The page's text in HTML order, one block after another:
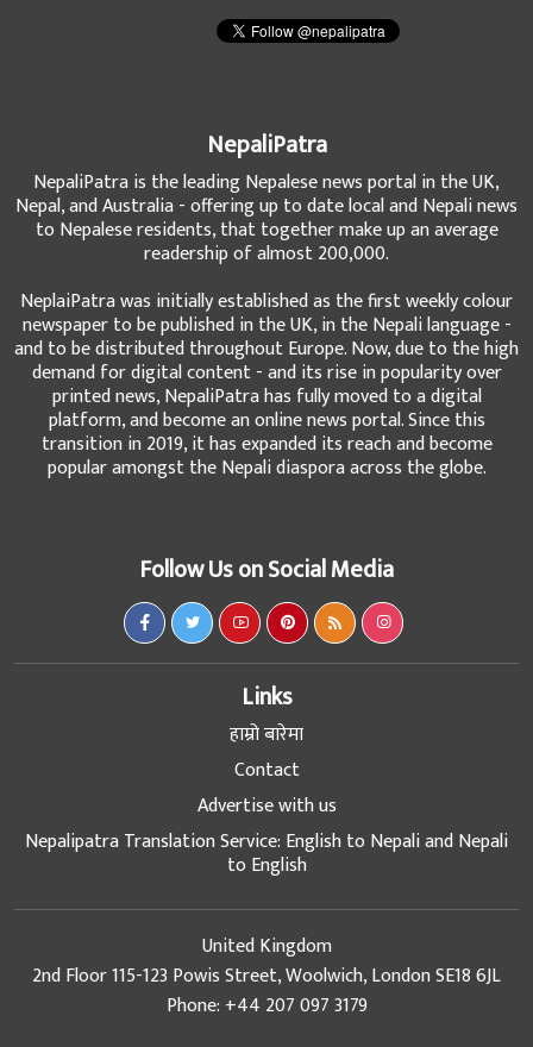
NepaliPatra
NepaliPatra is the leading Nepalese news portal in the UK,
Nepal, and Australia - offering up to date local and Nepali news
to Nepalese residents, that together make up an average
readership of almost 200,000.
NeplaiPatra was initially established as the first weekly colour
newspaper to be published in the UK, in the Nepali language -
and to be distributed throughout Europe. Now, due to the high
demand for digital content - and its rise in popularity over
printed news, NepaliPatra has fully moved to a digital
platform, and become an online news portal. Since this
transition in 2019, it has expanded its reach and become
popular amongst the Nepali diaspora across the globe.
Follow Us on Social Media
Links
हाम्रो बारेमा
Contact
Advertise with us
Nepalipatra Translation Service: English to Nepali and Nepali
to English
United Kingdom
2nd Floor 115-123 Powis Street, Woolwich, London SE18 6JL
Phone: +44 207 097 3179